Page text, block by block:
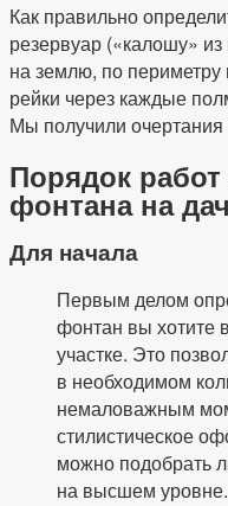
Как правильно
резервуар («калошу»
на землю, по периметру
рейки через каждые
Мы получили очертания
Порядок
фонтана на
Для начала
Первым делом
фонтан вы хотите
участке. Это
в необходимом
немаловажным
стилистическое
можно подобрать
на высшем уровне.